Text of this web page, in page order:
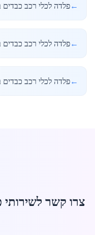
←פלדה לכלי רכב כבדים
←פלדה לכלי רכב כבדים
←פלדה לכלי רכב
צרו קשר לשירותי